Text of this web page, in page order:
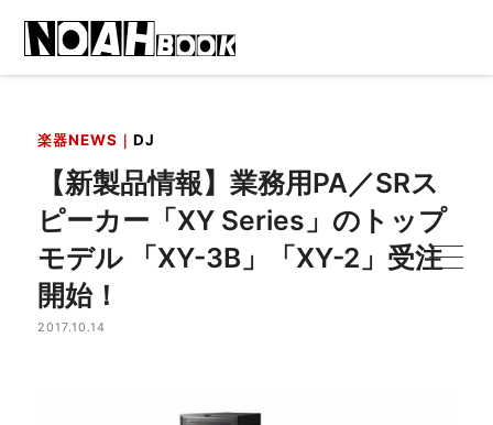
楽器NEWS｜DJ
【新製品情報】業務用PA／SRス
ピーカー「XY Series」のトップ
モデル 「XY-3B」「XY-2」受注
開始！
2017.10.14